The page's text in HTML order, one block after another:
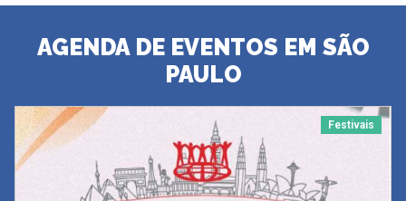
AGENDA DE EVENTOS EM SÃO
PAULO
Festivais